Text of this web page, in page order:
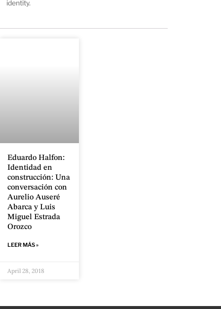
identity.
Eduardo Halfon:
Identidad en
construcción: Una
conversación con
Aurelio Auseré
Abarca y Luis
Miguel Estrada
Orozco
LEER MÁS »
April 28, 2018